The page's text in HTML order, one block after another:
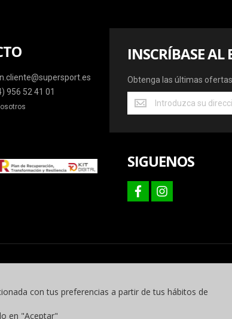
INSCRÍBASE AL
Obtenga las últimas
Obtenga
las
ofertas
más
SIGUENOS
facebookinstagram
956 52 41 01
con tus preferencias a partir de tus hábitos de
en "Aceptar"